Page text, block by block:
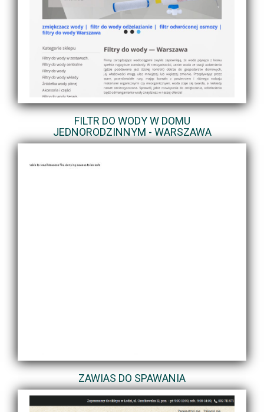
FILTR DO WODY W DOMU
JEDNORODZINNYM - WARSZAWA
ZAWIAS DO SPAWANIA